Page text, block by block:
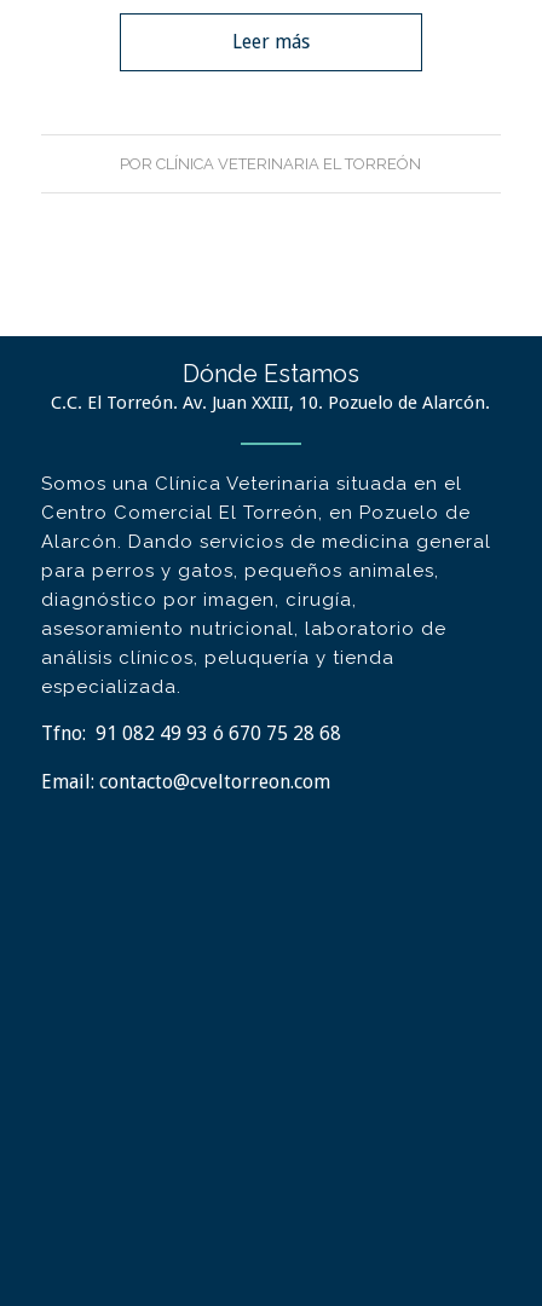
Leer más
PORCLÍNICA VETERINARIA EL TORREÓN
Dónde Estamos
C.C. El Torreón. Av. Juan XXIII, 10. Pozuelo de Alarcón.
Somos una Clínica Veterinaria situada en el
Centro Comercial El Torreón, en Pozuelo de
Alarcón. Dando servicios de medicina general
para perros y gatos, pequeños animales,
diagnóstico por imagen, cirugía,
asesoramiento nutricional, laboratorio de
análisis clínicos, peluquería y tienda
especializada.
Tfno: 91 082 49 93 ó 670 75 28 68
Email: contacto@cveltorreon.com